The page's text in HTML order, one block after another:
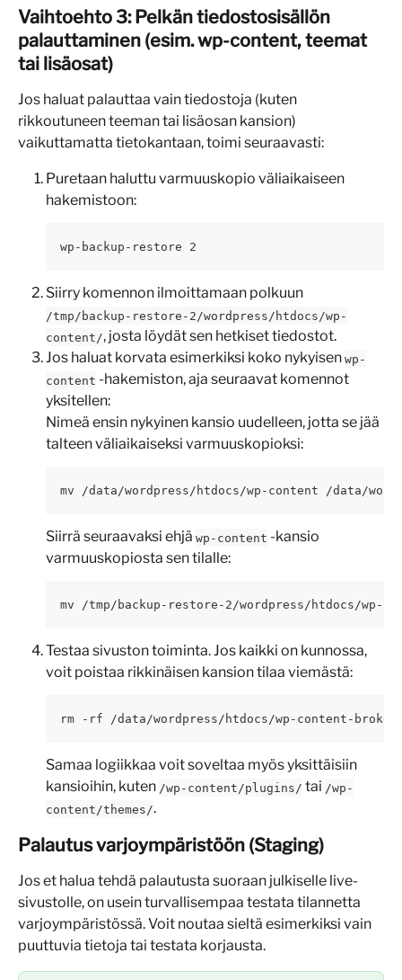
Vaihtoehto 3: Pelkän tiedostosisällön
palauttaminen (esim. wp-content, teemat
tai lisäosat)
Jos haluat palauttaa vain tiedostoja (kuten
rikkoutuneen teeman tai lisäosan kansion)
vaikuttamatta tietokantaan, toimi seuraavasti:
Puretaan haluttu varmuuskopio väliaikaiseen
hakemistoon:
wp-backup-restore 2
Siirry komennon ilmoittamaan polkuun
/tmp/backup-restore-2/wordpress/htdocs/wp-
content/, josta löydät sen hetkiset tiedostot.
Jos haluat korvata esimerkiksi koko nykyisen wp-
content -hakemiston, aja seuraavat komennot
yksitellen:
Nimeä ensin nykyinen kansio uudelleen, jotta se jää
talteen väliaikaiseksi varmuuskopioksi:
mv /data/wordpress/htdocs/wp-content /data/
Siirrä seuraavaksi ehjä wp-content -kansio
varmuuskopiosta sen tilalle:
mv /tmp/backup-restore-2/wordpress/htdocs/wp-
Testaa sivuston toiminta. Jos kaikki on kunnossa,
voit poistaa rikkinäisen kansion tilaa viemästä:
rm -rf /data/wordpress/htdocs/wp-content-broken
Samaa logiikkaa voit soveltaa myös yksittäisiin
kansioihin, kuten /wp-content/plugins/ tai /wp-
content/themes/.
Palautus varjoympäristöön (Staging)
Jos et halua tehdä palautusta suoraan julkiselle live-
sivustolle, on usein turvallisempaa testata tilannetta
varjoympäristössä. Voit noutaa sieltä esimerkiksi vain
puuttuvia tietoja tai testata korjausta.